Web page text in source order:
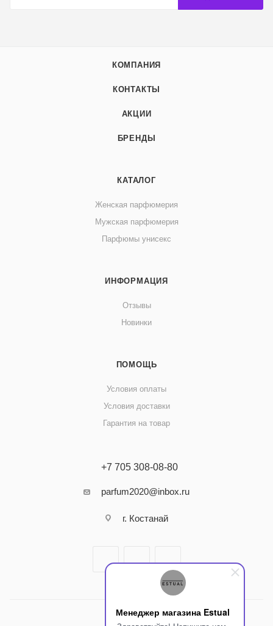
Менеджер магазина Estual
КОМПАНИЯ
КОНТАКТЫ
АКЦИИ
БРЕНДЫ
КАТАЛОГ
Женская парфюмерия
Мужская парфюмерия
Парфюмы унисекс
ИНФОРМАЦИЯ
Отзывы
Новинки
ПОМОЩЬ
Условия оплаты
Условия доставки
Гарантия на товар
+7 705 308-08-80
parfum2020@inbox.ru
г. Костанай